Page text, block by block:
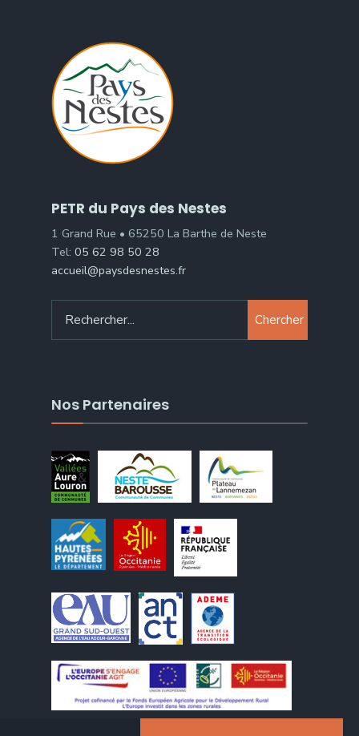
PETR du Pays des Nestes
1 Grand Rue • 65250 La Barthe de Neste
Tel: 05 62 98 50 28
accueil@paysdesnestes.fr
Chercher
Nos Partenaires